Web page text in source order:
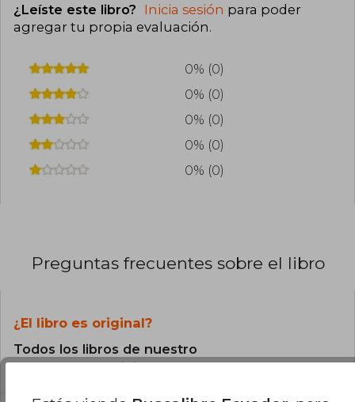
¿Leíste este libro? Inicia sesión para poder
agregar tu propia evaluación.
0% (0)
0% (0)
0% (0)
0% (0)
0% (0)
Preguntas frecuentes sobre el libro
¿El libro es original?
Todos los libros de nuestro
catálogo son Originales.